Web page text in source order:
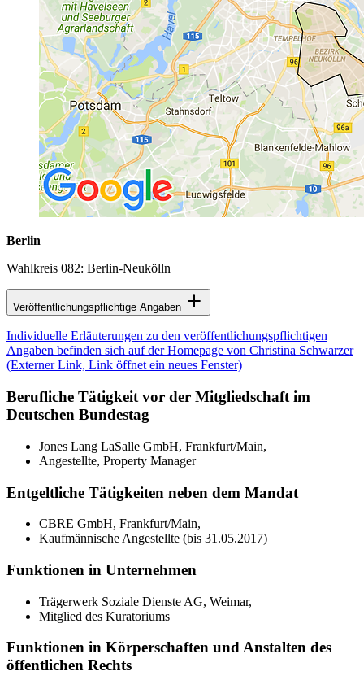
Berlin
Wahlkreis 082: Berlin-Neukölln
Veröffentlichungspflichtige Angaben
Individuelle Erläuterungen zu den veröffentlichungspflichtigen
Angaben befinden sich auf der Homepage von Christina Schwarzer
(Externer Link, Link öffnet ein neues Fenster)
Berufliche Tätigkeit vor der Mitgliedschaft im
Deutschen Bundestag
Jones Lang LaSalle GmbH, Frankfurt/Main,
Angestellte, Property Manager
Entgeltliche Tätigkeiten neben dem Mandat
CBRE GmbH, Frankfurt/Main,
Kaufmännische Angestellte (bis 31.05.2017)
Funktionen in Unternehmen
Trägerwerk Soziale Dienste AG, Weimar,
Mitglied des Kuratoriums
Funktionen in Körperschaften und Anstalten des
öffentlichen Rechts